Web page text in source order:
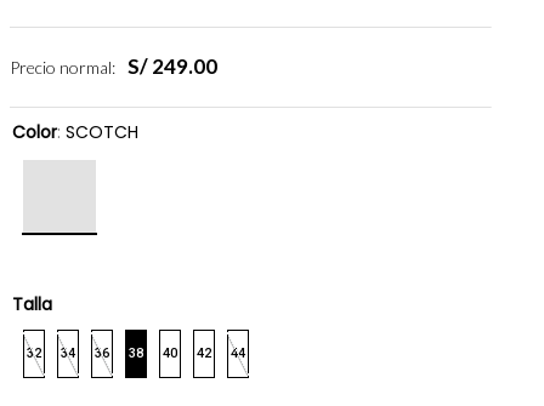
Precio normal: S/249.00
Color: SCOTCH
Talla
32 34 36 38 40 42 44